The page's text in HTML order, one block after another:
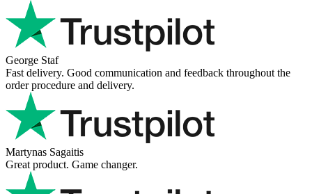
George Staf
Fast delivery. Good communication and feedback throughout the
order procedure and delivery.
Martynas Sagaitis
Great product. Game changer.